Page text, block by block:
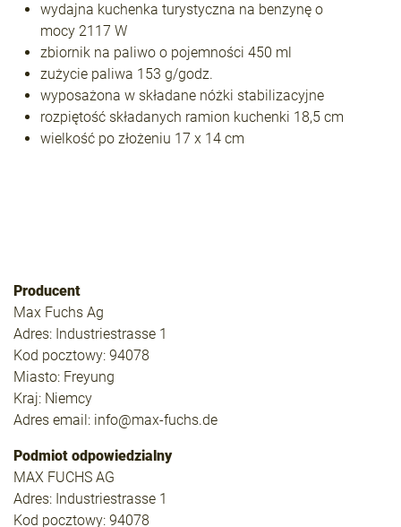
wydajna kuchenka turystyczna na benzynę o
mocy 2117 W
zbiornik na paliwo o pojemności 450 ml
zużycie paliwa 153 g/godz.
wyposażona w składane nóżki stabilizacyjne
rozpiętość składanych ramion kuchenki 18,5 cm
wielkość po złożeniu 17 x 14 cm
Producent
Max Fuchs Ag
Adres: Industriestrasse 1
Kod pocztowy: 94078
Miasto: Freyung
Kraj: Niemcy
Adres email: info@max-fuchs.de
Podmiot odpowiedzialny
MAX FUCHS AG
Adres: Industriestrasse 1
Kod pocztowy: 94078